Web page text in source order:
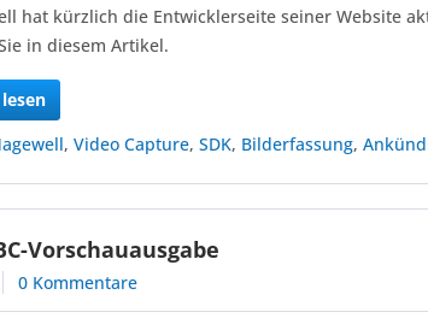
hat kürzlich die Entwicklerseite seiner Website
in diesem Artikel.
,Video Capture,SDK, Bilderfassung,
Vorschauausgabe
0 Kommentare